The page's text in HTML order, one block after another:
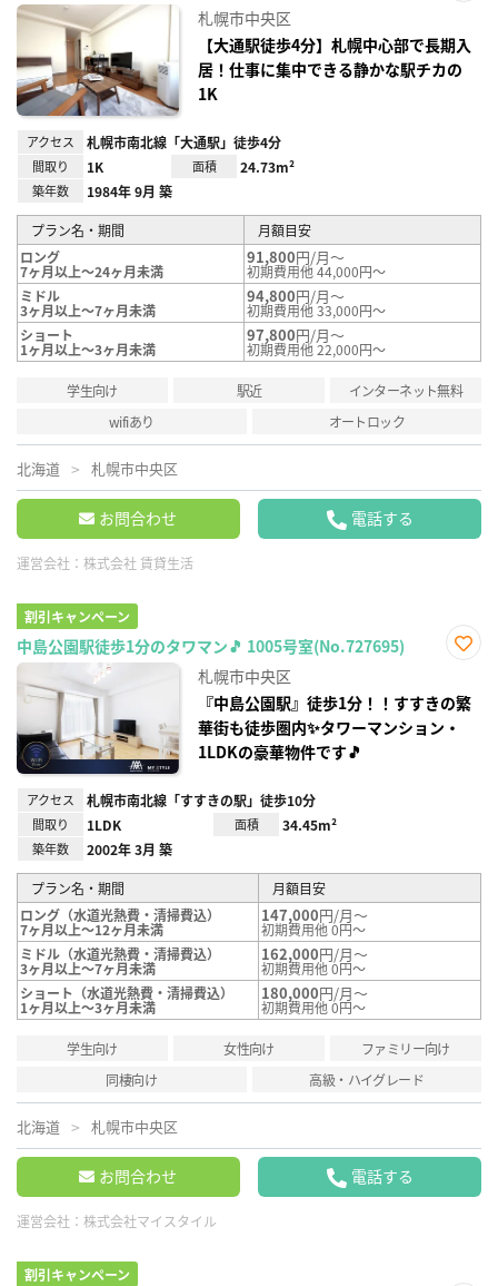
り登
録
札幌市中央区
【大通駅徒歩4分】札幌中心部で長期入
居！仕事に集中できる静かな駅チカの
1K
アクセス 札幌市南北線「大通駅」徒歩4分
間取り 1K 面積 24.73m²
築年数 1984年 9月 築
プラン名・期間
月額目安
ロング
7ヶ月以上～24ヶ月未満
91,800円/月～
初期費用他 44,000円～
ミドル
3ヶ月以上～7ヶ月未満
94,800円/月～
初期費用他 33,000円～
ショート
1ヶ月以上～3ヶ月未満
97,800円/月～
初期費用他 22,000円～
学生向け 駅近
インターネット無料
wifiあり
オートロック
北海道 札幌市中央区
お問合わせ 電話する
運営会社： 株式会社 賃貸生活
割引キャンペーン
中島公園駅徒歩1分のタワマン🎵 1005号室(No.727695)
り登
録
札幌市中央区
『中島公園駅』徒歩1分！！すすきの繁
華街も徒歩圏内✨タワーマンション・
1LDKの豪華物件です🎵
アクセス 札幌市南北線「すすきの駅」徒歩10分
間取り 1LDK 面積 34.45m²
築年数 2002年 3月 築
プラン名・期間
月額目安
ロング（水道光熱費・清掃費込）
7ヶ月以上～12ヶ月未満
147,000円/月～
初期費用他 0円～
ミドル（水道光熱費・清掃費込）
3ヶ月以上～7ヶ月未満
162,000円/月～
初期費用他 0円～
ショート（水道光熱費・清掃費込）
1ヶ月以上～3ヶ月未満
180,000円/月～
初期費用他 0円～
学生向け 女性向け
ファミリー向け
同棲向け
高級・ハイグレード
北海道 札幌市中央区
お問合わせ 電話する
運営会社： 株式会社マイスタイル
割引キャンペーン